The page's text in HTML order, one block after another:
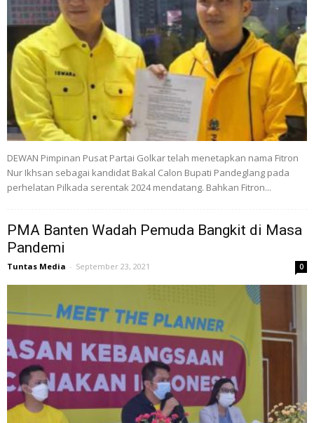
DEWAN Pimpinan Pusat Partai Golkar telah menetapkan nama Fitron
Nur Ikhsan sebagai kandidat Bakal Calon Bupati Pandeglang pada
perhelatan Pilkada serentak 2024 mendatang. Bahkan Fitron...
PMA Banten Wadah Pemuda Bangkit di Masa
Pandemi
Tuntas Media - September 23, 2021 0